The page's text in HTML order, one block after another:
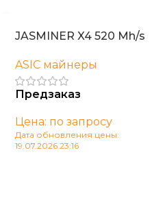
JASMINER X4 520 Mh/s
ASIC майнеры
Предзаказ
Цена: по запросу
Дата обновления цены:
19.07.2026 23:16